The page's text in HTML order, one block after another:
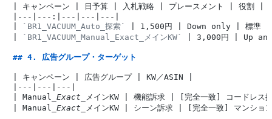
| キャンペーン | 日予算 | 入札戦略 | プレースメント | 役割 |
|---|---:|---|---|---|
`BR1_VACUUM_Auto_探索`
| 1,500円 | Down only | 標準 |
`BR1_VACUUM_Manual_Exact_メインKW` | 3,000円 | Up
## 4. 広告グループ・ターゲット
| キャンペーン | 広告グループ | KW／ASIN |
|---|---|---|
| Manual
_Exact_
メインKW | 機能訴求 | [完全一致] コードレス
| Manual
_Exact_ メインKW | シーン訴求 | [完全一致] マンショ